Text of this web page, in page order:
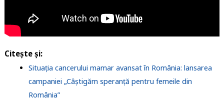
Citește și:
Situația cancerului mamar avansat în România: lansarea
campaniei „Câștigăm speranță pentru femeile din
România”